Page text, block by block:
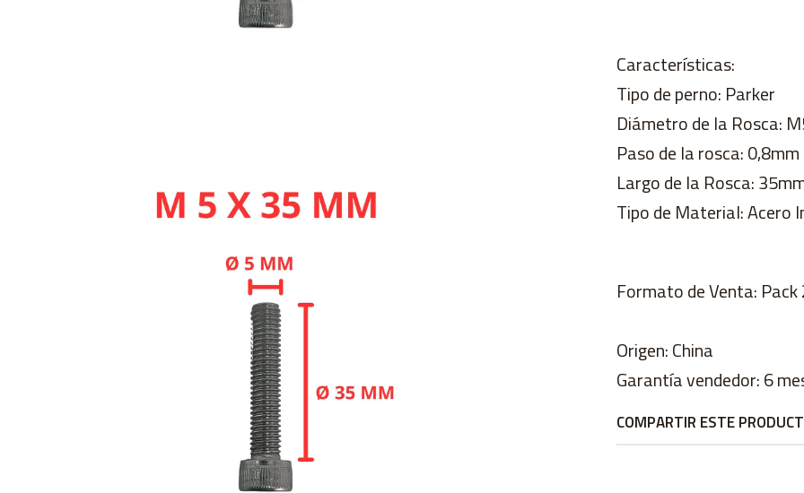
Características:
Tipo de perno: Parker
Diámetro de la Rosca:
Paso de la rosca: 0,8mm
Largo de la Rosca:
Tipo de Material: Acero
Formato de Venta: Pack
Origen: China
Garantía vendedor: 6
COMPARTIR ESTE